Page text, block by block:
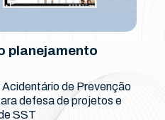
planejamento
de Prevenção
defesa de projetos e
SST